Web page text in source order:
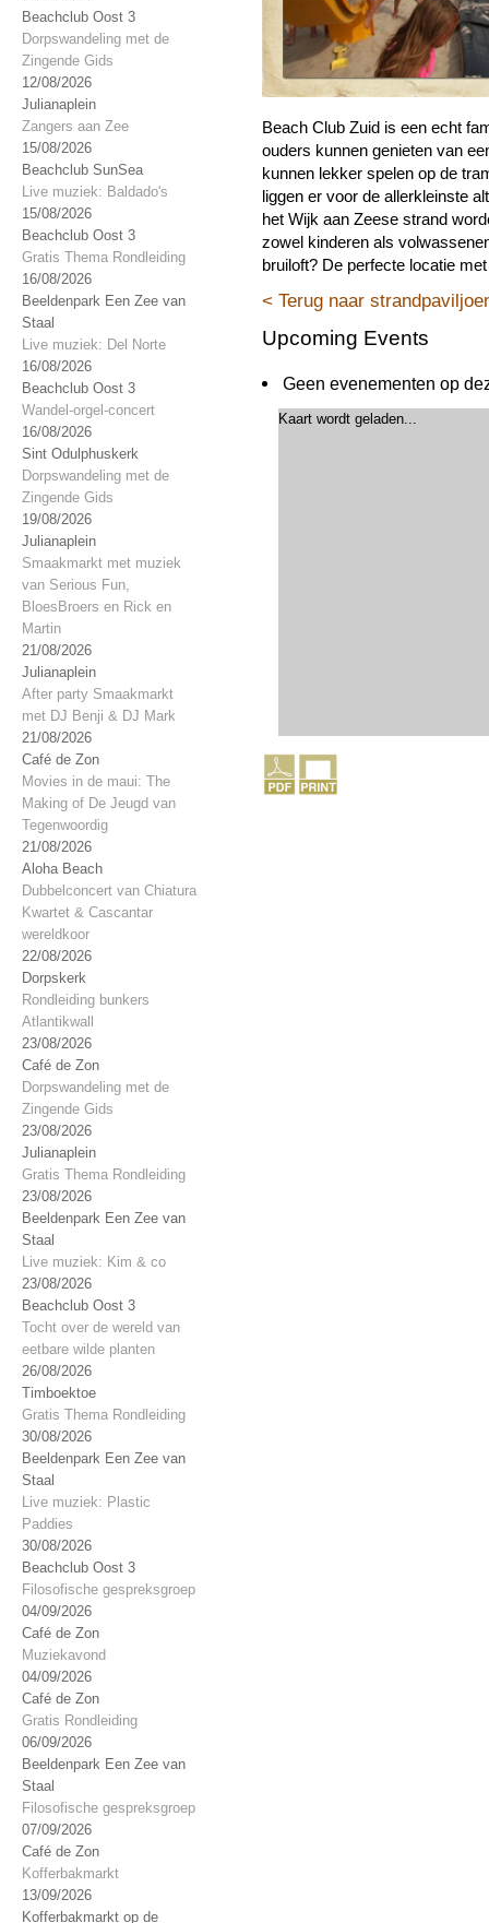
Beachclub Oost 3
Dorpswandeling met de
Zingende Gids
12/08/2026
Julianaplein
Zangers aan Zee
15/08/2026
Beachclub SunSea
Live muziek: Baldado's
15/08/2026
Beachclub Oost 3
Gratis Thema Rondleiding
16/08/2026
Beeldenpark Een Zee van
Staal
Live muziek: Del Norte
16/08/2026
Beachclub Oost 3
Wandel-orgel-concert
16/08/2026
Sint Odulphuskerk
Dorpswandeling met de
Zingende Gids
19/08/2026
Julianaplein
Smaakmarkt met muziek
van Serious Fun,
BloesBroers en Rick en
Martin
21/08/2026
Julianaplein
After party Smaakmarkt
met DJ Benji & DJ Mark
21/08/2026
Café de Zon
Movies in de maui: The
Making of De Jeugd van
Tegenwoordig
21/08/2026
Aloha Beach
Dubbelconcert van Chiatura
Kwartet & Cascantar
wereldkoor
22/08/2026
Dorpskerk
Rondleiding bunkers
Atlantikwall
23/08/2026
Café de Zon
Dorpswandeling met de
Zingende Gids
23/08/2026
Julianaplein
Gratis Thema Rondleiding
23/08/2026
Beeldenpark Een Zee van
Staal
Live muziek: Kim & co
23/08/2026
Beachclub Oost 3
Tocht over de wereld van
eetbare wilde planten
26/08/2026
Timboektoe
Gratis Thema Rondleiding
30/08/2026
Beeldenpark Een Zee van
Staal
Live muziek: Plastic
Paddies
30/08/2026
Beachclub Oost 3
Filosofische gespreksgroep
04/09/2026
Café de Zon
Muziekavond
04/09/2026
Café de Zon
Gratis Rondleiding
06/09/2026
Beeldenpark Een Zee van
Staal
Filosofische gespreksgroep
07/09/2026
Café de Zon
Kofferbakmarkt
13/09/2026
Kofferbakmarkt op de
Beach Club Zuid is een echt
ouders kunnen genieten van
kunnen lekker spelen op de
liggen er voor de allerkleinste
het Wijk aan Zeese strand
zowel kinderen als
bruiloft? De perfecte locatie
< Terug naar
Upcoming Events
Geen evenementen op
Kaart wordt geladen...